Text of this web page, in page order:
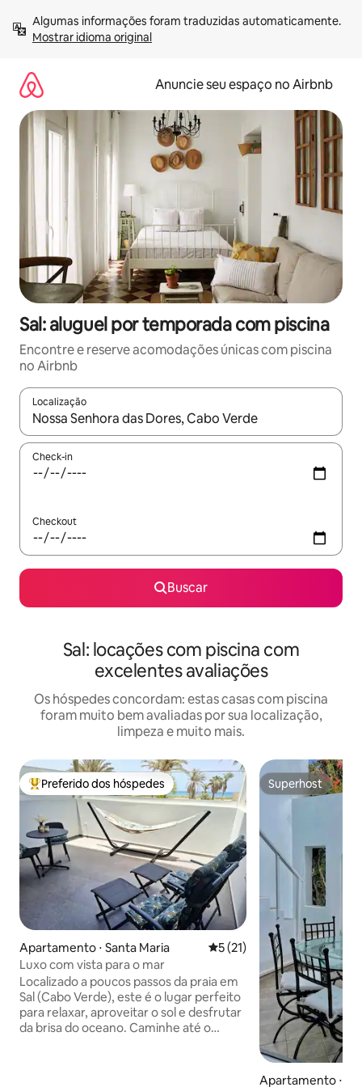
para
Mostrar idioma original
Anuncie seu espaço no Airbnb
Sal: aluguel por temporada com piscina
Encontre e reserve acomodações únicas com piscina
no Airbnb
Localização
Quando os resultados estiverem disponíveis, explore-os
Check-in
Checkout
Buscar
Sal: locações com piscina com
excelentes avaliações
Os hóspedes concordam: estas casas com piscina
foram muito bem avaliadas por sua localização,
limpeza e muito mais.
Entre os melhores preferidos dos hóspedes
Preferido dos hóspedes
Apartamento ⋅ Santa Maria 5 de uma avaliação média
5 (21)
Luxo com vista para o mar
Localizado a poucos passos da praia em
Sal (Cabo Verde), este é o lugar perfeito
para relaxar, aproveitar o sol e desfrutar
da brisa do oceano. Caminhe até o
Superhost
Superhost
Apartamento ⋅